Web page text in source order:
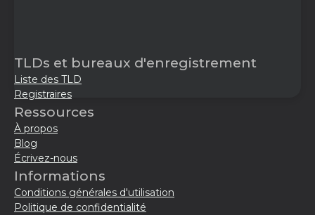
TLDs et bureaux d'enregistrement
Liste des TLD
Registraires
Ressources
À propos
Blog
Écrivez-nous
Informations
Conditions générales d'utilisation
Politique de confidentialité